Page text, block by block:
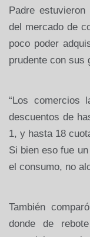
Padre
del mercado de
poco poder
prudente con sus
“Los comercios
descuentos de
1, y hasta 18
Si bien eso fue
el consumo, no
También
donde de